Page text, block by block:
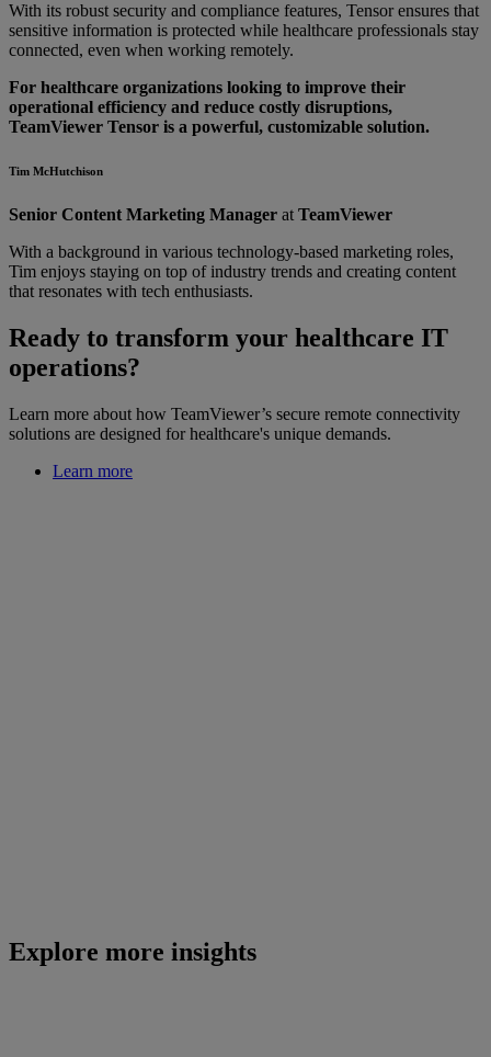
With its robust security and compliance features, Tensor ensures that
sensitive information is protected while healthcare professionals stay
connected, even when working remotely.
For healthcare organizations looking to improve their
operational efficiency and reduce costly disruptions,
TeamViewer Tensor is a powerful, customizable solution.
Tim McHutchison
Senior Content Marketing Manager at TeamViewer
With a background in various technology-based marketing roles,
Tim enjoys staying on top of industry trends and creating content
that resonates with tech enthusiasts.
Ready to transform your healthcare IT
operations?
Learn more about how TeamViewer’s secure remote connectivity
solutions are designed for healthcare's unique demands.
Learn more
Explore more insights